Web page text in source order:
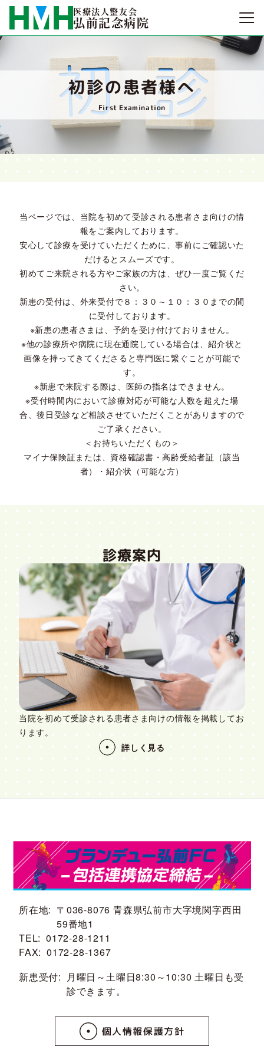
医療法人整友会
弘前記念病院
初診の患者様へ
First Examination
当ページでは、当院を初めて受診される患者さま向けの情
報をご案内しております。
安心して診療を受けていただくために、事前にご確認いた
だけるとスムーズです。
初めてご来院される方やご家族の方は、ぜひ一度ご覧くだ
さい。
新患の受付は、外来受付で８：３０～１０：３０までの間
に受付しております。
※新患の患者さまは、予約を受け付けておりません。
※他の診療所や病院に現在通院している場合は、紹介状と
画像を持ってきてくださると専門医に繋ぐことが可能で
す。
※新患で来院する際は、医師の指名はできません。
※受付時間内において診療対応が可能な人数を超えた場
合、後日受診など相談させていただくことがありますので
ご了承ください。
＜お持ちいただくもの＞
マイナ保険証または、資格確認書・高齢受給者証（該当
者）・紹介状（可能な方）
診療案内
当院を初めて受診される患者さま向けの情報を掲載してお
ります。
詳しく見る
所在地
〒036-8076 青森県弘前市大字境関字西田
59番地1
TEL
0172-28-1211
FAX
0172-28-1367
新患受付
月曜日～土曜日8:30～10:30 土曜日も受
診できます。
個人情報保護方針